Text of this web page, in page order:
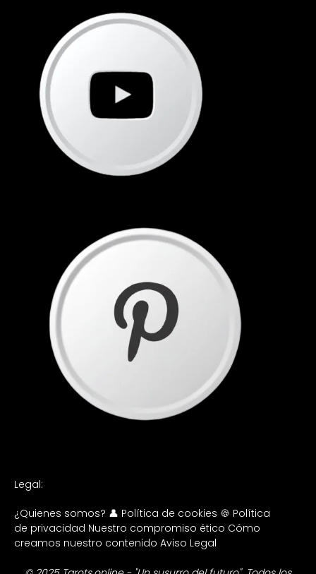
Legal:
¿Quienes somos? 👤 Política de cookies 🍪 Política
de privacidad Nuestro compromiso ético Cómo
creamos nuestro contenido Aviso Legal